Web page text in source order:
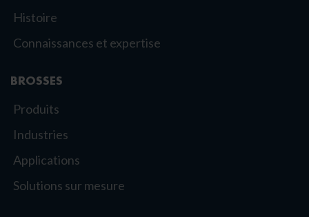
Histoire
Connaissances et expertise
BROSSES
Produits
Industries
Applications
Solutions sur mesure